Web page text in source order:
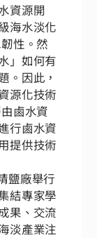
資源開
海水淡化
性。然
」如何有
。因此，
源化技術
鹵水資
行鹵水資
提供技術
鹽廠舉行
結專家學
果、交流
淡產業注